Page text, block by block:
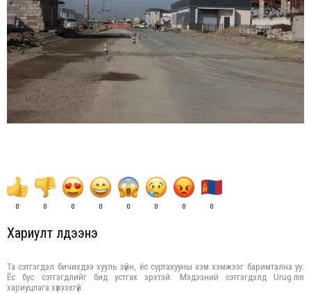
0 0 0 0 0 0 0 0
Хариулт үлдээнэ үү
Та сэтгэгдэл бичихдээ хууль зүйн, ёс суртахууны хэм хэмжээг баримтална уу.
Ёс бус сэтгэгдлийг бид устгах эрхтэй. Мэдээний сэтгэгдэлд Urug.mn
хариуцлага хүлээхгүй.